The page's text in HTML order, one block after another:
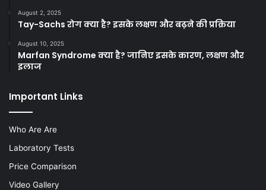
August 2, 2025
Tay-Sachs रोग क्या है? इसके लक्षण और बढ़ने की प्रक्रिया
August 10, 2025
Marfan Syndrome क्या है? जानिए इसके कारण, लक्षण और
इलाज
Important Links
Who Are Are
Laboratory Tests
Price Comparison
Video Gallery